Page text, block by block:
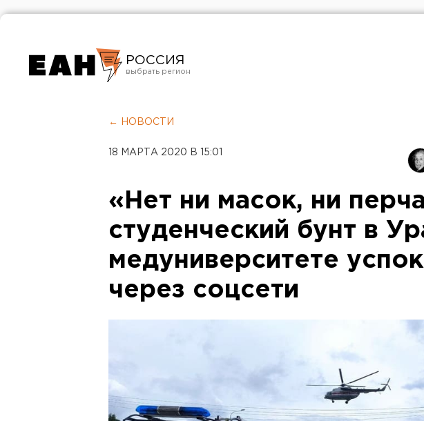
РОССИЯ
Челябинск
← НОВОСТИ
18 МАРТА 2020 В 15:01
«Нет ни масок, ни
студенческий бунт в
медуниверситете
через соцсети